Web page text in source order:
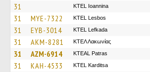
31 KTEL Ioannina
31 MYE-7322 KTEL Lesbos
31 EYB-3014 KTEL Lefkada
31 AKM-8281 ΚΤΕΛ Λακωνίας
31 AZM-6914 KTEAL Patras
31 KAH-4533 ΚΤΕL Karditsa